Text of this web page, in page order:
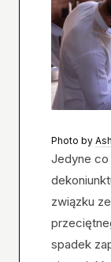
Photo by
Jedyne
związku
spadek